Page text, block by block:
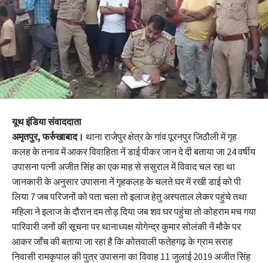
यूथ इंडिया संवाददाता
अमृतपुर, फर्रुखाबाद। थाना राजेपुर क्षेत्र के गांव पूरनपुर जिठौली में गृह
कलह के तनाव में आकर विवाहिता नें डाई पीकर जान दे दी बताया जा 24 वर्षीय
उपासना पत्नी अजीत सिंह का एक माह से ससुराल में विवाद चल रहा था
जानकारी के अनुसार उपासना नें गृहकलह के चलते घर में रखी डाई को पी
लिया 7 जब परिजनों को पता चला तो इलाज हेतु अस्पताल लेकर पहुंचे तथा
महिला ने इलाज के दौरान दम तोड़ दिया जब शव घर पहुंचा तो कोहराम मच गया
पारिवारी जनों की सूचना पर थानाध्यक्ष योगेन्द्र कुमार सोलंकी नें मौके पर
आकर जाँच की बताया जा रहा है कि कोतवाली फतेहगढ़ के ग्राम सराह
निवासी रामकृपाल की पुत्र उपासना का विवाह 11 जुलाई 2019 अजीत सिंह